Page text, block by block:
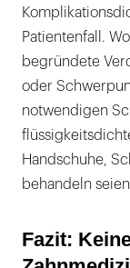
Patientenfall.
begründete
oder
notwendigen
Handschuhe,
behandeln
Fazit: